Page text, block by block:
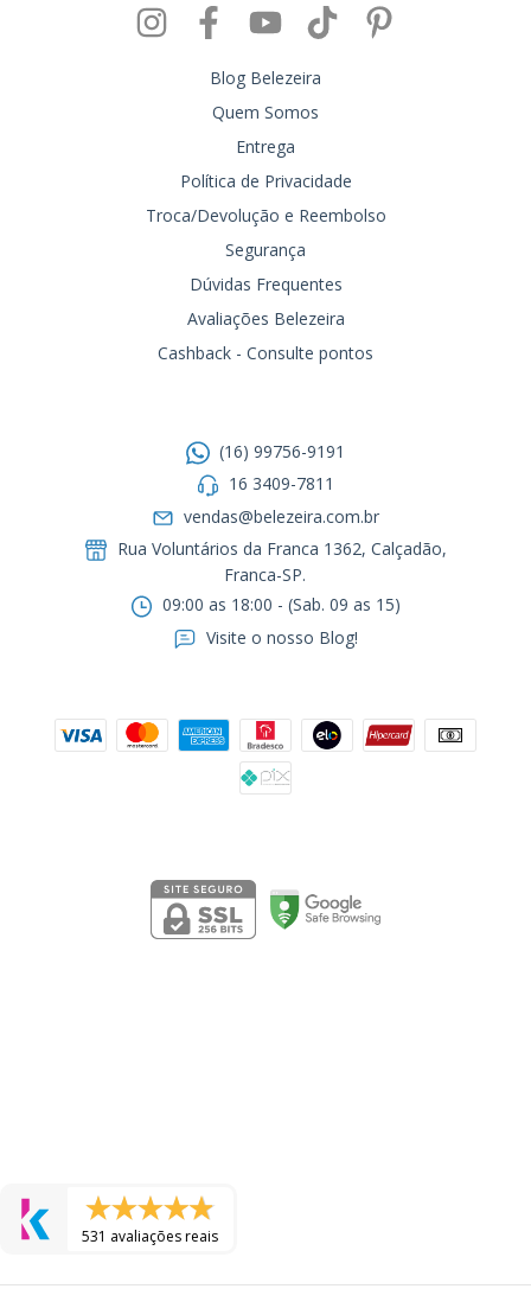
Blog Belezeira
Quem Somos
Entrega
Política de Privacidade
Troca/Devolução e Reembolso
Segurança
Dúvidas Frequentes
Avaliações Belezeira
Cashback - Consulte pontos
(16) 99756-9191
16 3409-7811
vendas@belezeira.com.br
Rua Voluntários da Franca 1362, Calçadão,
Franca-SP.ㅤㅤㅤㅤㅤㅤㅤㅤㅤㅤㅤ
09:00 as 18:00 - (Sab. 09 as 15)
Visite o nosso Blog!
531 avaliações reais